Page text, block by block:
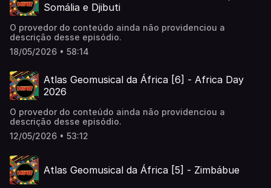
Somália e Djibuti
O provedor do conteúdo ainda não providenciou a
descrição desse episódio.
18/05/2026 • 58:14
Atlas Geomusical da África [6] - Africa Day
2026
O provedor do conteúdo ainda não providenciou a
descrição desse episódio.
12/05/2026 • 53:12
Atlas Geomusical da África [5] - Zimbábue